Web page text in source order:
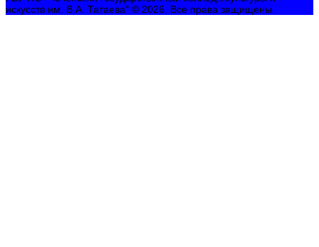
искусств им. В.А. Татаева" © 2026. Все права защищены.